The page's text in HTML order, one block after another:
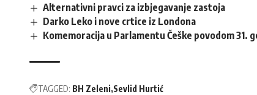
Alternativni pravci za izbjegavanje zastoja
Darko Leko i nove crtice iz Londona
Komemoracija u Parlamentu Češke povodom 31.
TAGGED: BH Zeleni Sevlid Hurtić